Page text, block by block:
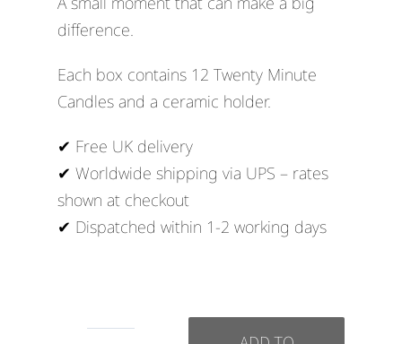
difference.
Each box contains 12 Twenty Minute
Candles and a ceramic holder.
✔ Free UK delivery
✔ Worldwide shipping via UPS – rates
shown at checkout
✔ Dispatched within 1-2 working days